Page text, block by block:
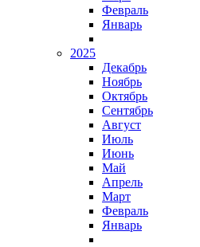
Февраль
Январь
2025
Декабрь
Ноябрь
Октябрь
Сентябрь
Август
Июль
Июнь
Май
Апрель
Март
Февраль
Январь